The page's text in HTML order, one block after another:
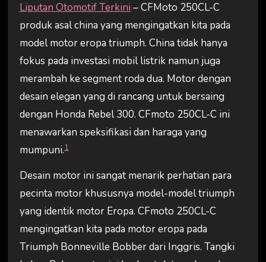
Liputan Otomotif Terkini– CFMoto 250CL-C
produk asal china yang mengingatkan kita pada
model motor eropa triumph. China tidak hanya
fokus pada investasi mobil listrik namun juga
merambah ke segment roda dua. Motor dengan
desain elegan yang di rancang untuk bersaing
dengan Honda Rebel 300. CFmoto 250CL-C ini
menawarkan speksifikasi dan haraga yang
mumpuni.1
Desain motor ini sangat menarik perhatian para
pecinta motor khususnya model-model triumph
yang identik motor Eropa. CFmoto 250CL-C
mengingatkan kita pada motor eropa pada
Triumph Bonneville Bobber dari Inggris. Tangki